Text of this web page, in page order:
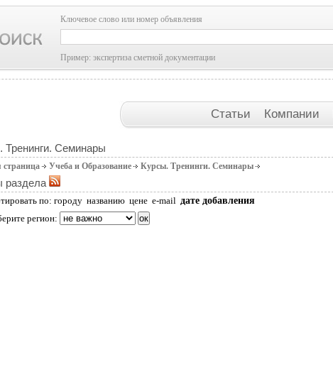
Ключевое слово или номер объявления
Пример: экспертиза сметной документации
Статьи Компании
Тренинги. Семинары
страница Учеба и Образование Курсы. Тренинги. Семинары
раздела
по: городу названию цене e-mail дате добавления
регион: